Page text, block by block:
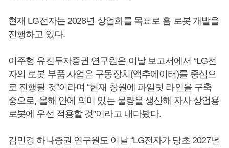
현재 LG전자는 2028년 상업화를 목표로 홈 로봇 개발을
진행하고 있다.
이주형 유진투자증권 연구원은 이날 보고서에서 “LG전
자의 로봇 부품 사업은 구동장치(액추에이터)를 중심으
로 진행될 것”이라며 “현재 창원에 파일럿 라인을 구축
중으로, 올해 안에 의미 있는 물량을 생산해 자사 상업용
로봇에 우선 적용할 것”이라고 내다봤다.
김민경 하나증권 연구원도 이날 “LG전자가 당초 2027년